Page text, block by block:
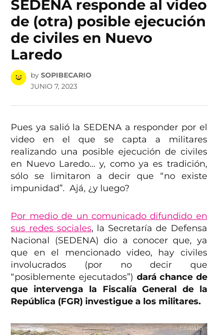
SEDENA responde al video
de (otra) posible ejecución
de civiles en Nuevo
Laredo
by SOPIBECARIO
JUNIO 7, 2023
Pues ya salió la SEDENA a responder por el
video en el que se capta a militares
realizando una posible ejecución de civiles
en Nuevo Laredo… y, como ya es tradición,
sólo se limitaron a decir que “no existe
impunidad”. Ajá, ¿y luego?
Por medio de un comunicado difundido en
sus redes sociales, la Secretaría de Defensa
Nacional (SEDENA) dio a conocer que, ya
que en el mencionado video, hay civiles
involucrados (por no decir que
“posiblemente ejecutados”) dará chance de
que intervenga la Fiscalía General de la
República (FGR) investigue a los militares.